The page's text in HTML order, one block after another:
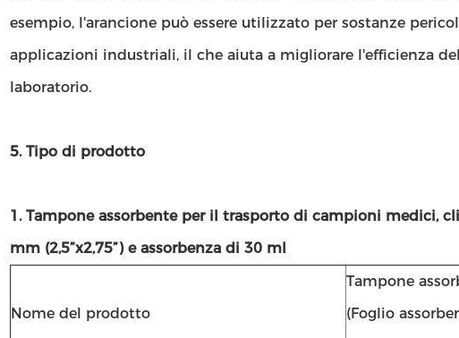
esempio, l'arancione può essere utilizzato per sostanze
applicazioni industriali, il che aiuta a migliorare l'efficienza
laboratorio.
5. Tipo di prodotto
1. Tampone assorbente per il trasporto di campioni medici,
mm (2,5”x2,75”) e assorbenza di 30 ml
Nome del prodotto
Tampone
(Foglio